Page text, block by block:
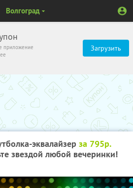
приложение
Загрузить
Волгоград
эквалайзер за 795р.
звездой любой вечеринки!